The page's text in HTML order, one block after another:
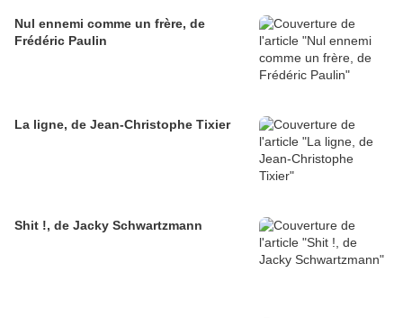
Nul ennemi comme un frère, de
Frédéric Paulin
La ligne, de Jean-Christophe Tixier
Shit !, de Jacky Schwartzmann